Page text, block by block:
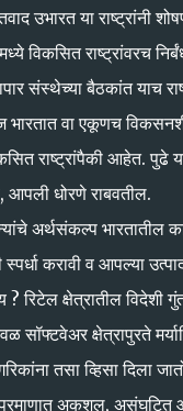
उभारत या राष्ट्रांनी
विकसित राष्ट्रांवरच
संस्थेच्या बैठकांत याच
वा एकूणच
राष्ट्रांपैकी आहेत.
आपली धोरणे राबवतील.
अर्थसंकल्प भारतातील
स्पर्धा करावी व आपल्या
? रिटेल क्षेत्रातील
सॉफ्टवेअर क्षेत्रापुरते
तसा व्हिसा दिला
अकुशल, असंघटित